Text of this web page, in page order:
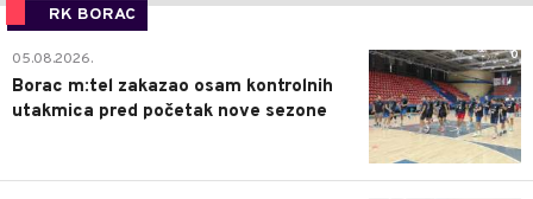
RK BORAC
0
05.08.2026.
Borac m:tel zakazao osam kontrolnih
utakmica pred početak nove sezone